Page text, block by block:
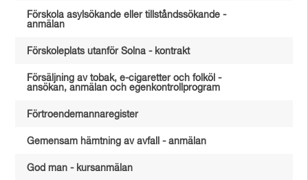
Förskola asylsökande eller tillståndssökande -
anmälan
Förskoleplats utanför Solna - kontrakt
Försäljning av tobak, e-cigaretter och folköl -
ansökan, anmälan och egenkontrollprogram
Förtroendemannaregister
Gemensam hämtning av avfall - anmälan
God man - kursanmälan